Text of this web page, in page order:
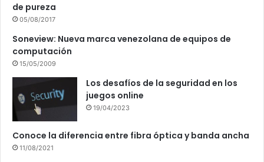
de pureza
05/08/2017
Soneview: Nueva marca venezolana de equipos de
computación
15/05/2009
Los desafíos de la seguridad en los
juegos online
19/04/2023
Conoce la diferencia entre fibra óptica y banda ancha
11/08/2021